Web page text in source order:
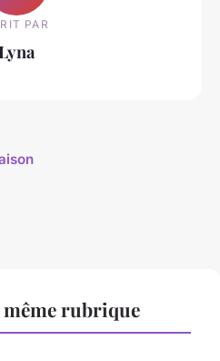
PAR
rubrique